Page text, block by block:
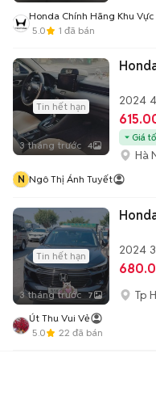
Honda Chính Hãng Khu Vực
5.0
1 đã bán
Tin hết hạn
3 tháng trước 4
2024
Giá
Hà
N Ngô Thị Ánh Tuyết
Tin hết hạn
3 tháng trước 7
2024
Tp
Út Thu Vui Vẻ
5.0
22 đã bán